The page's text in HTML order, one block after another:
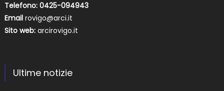
Telefono: 0425-094943
Email rovigo@arci.it
Sito web: arcirovigo.it
Ultime notizie